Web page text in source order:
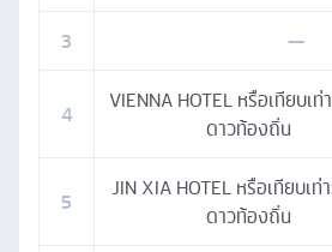
3
—
4
VIENNA HOTEL หรือเทียบเท่
ดาวท้องถิ่น
5
JIN XIA HOTEL หรือเทียบเท่
ดาวท้องถิ่น